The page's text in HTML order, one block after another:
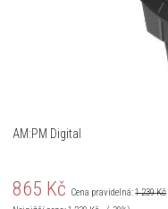
AM:PM Digital
865 Kč Cena pravidelná:1 239Kč